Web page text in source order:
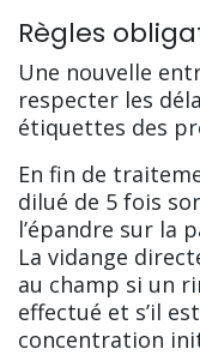
Règles
Une nouvelle
respecter les
étiquettes des
En fin de
dilué de 5 fois
l’épandre sur la
La vidange
au champ si un
effectué et s’il
concentration